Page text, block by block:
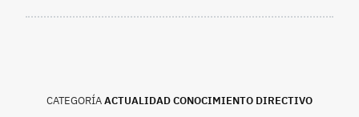
CATEGORÍAACTUALIDAD CONOCIMIENTO DIRECTIVO